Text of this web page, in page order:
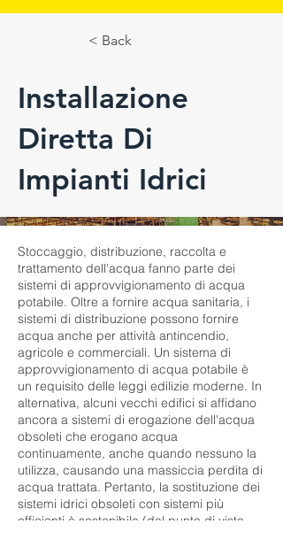
< Back
Installazione
Diretta Di
Impianti Idrici
Stoccaggio, distribuzione, raccolta e
trattamento dell'acqua fanno parte dei
sistemi di approvvigionamento di acqua
potabile. Oltre a fornire acqua sanitaria, i
sistemi di distribuzione possono fornire
acqua anche per attività antincendio,
agricole e commerciali. Un sistema di
approvvigionamento di acqua potabile è
un requisito delle leggi edilizie moderne. In
alternativa, alcuni vecchi edifici si affidano
ancora a sistemi di erogazione dell'acqua
obsoleti che erogano acqua
continuamente, anche quando nessuno la
utilizza, causando una massiccia perdita di
acqua trattata. Pertanto, la sostituzione dei
sistemi idrici obsoleti con sistemi più
efficienti è sostenibile (dal punto di vista